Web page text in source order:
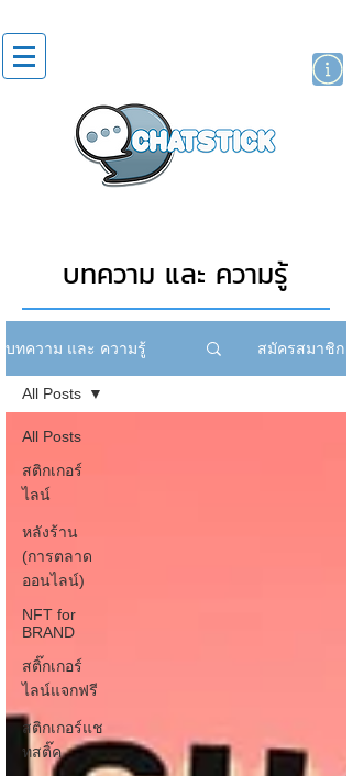
บทความ และ ความรู้
บทความ และ ความรู้ สมัครสมาชิก
All Posts
สติกเกอร์
ไลน์
หลังร้าน
(การตลาด
ออนไลน์)
NFT for
BRAND
สติ๊กเกอร์
ไลน์แจกฟรี
สติกเกอร์แช
ทสติ๊ค
All Posts